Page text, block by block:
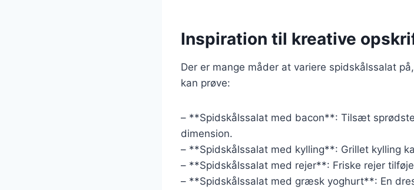
Inspiration til kreative
Der er mange måder at variere spidskålssalat
kan prøve:
– **Spidskålssalat med bacon**: Tilsæt
dimension.
– **Spidskålssalat med kylling**: Grillet kylling
– **Spidskålssalat med rejer**: Friske rejer
– **Spidskålssalat med græsk yoghurt**: En